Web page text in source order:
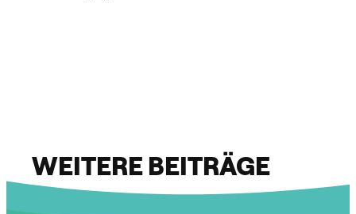
WEITERE BEITRÄGE